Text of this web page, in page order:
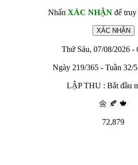
Nhấn XÁC NHẬNđể truy
Thứ Sáu, 07/08/2026 -
Ngày 219/365 - Tuần 32/
LẬP THU : Bắt đầu
🌼 🍂 🍁
72,879